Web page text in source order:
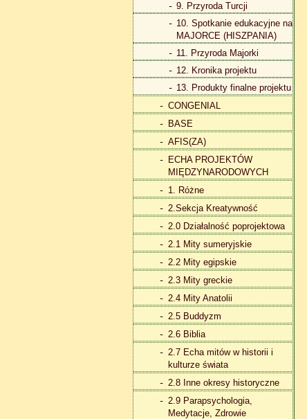
9. Przyroda Turcji
10. Spotkanie edukacyjne na
MAJORCE (HISZPANIA)
11. Przyroda Majorki
12. Kronika projektu
13. Produkty finalne projektu
CONGENIAL
BASE
AFIS(ZA)
ECHA PROJEKTÓW
MIĘDZYNARODOWYCH
1. Różne
2.Sekcja Kreatywność
2.0 Działalność poprojektowa
2.1 Mity sumeryjskie
2.2 Mity egipskie
2.3 Mity greckie
2.4 Mity Anatolii
2.5 Buddyzm
2.6 Biblia
2.7 Echa mitów w historii i
kulturze świata
2.8 Inne okresy historyczne
2.9 Parapsychologia,
Medytacje, Zdrowie